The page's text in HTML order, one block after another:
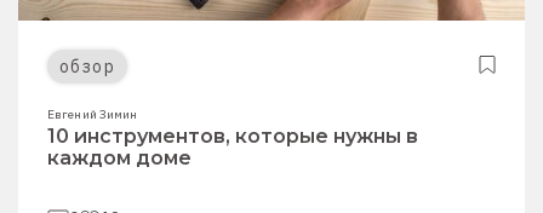
обзор
Евгений Зимин
10 инструментов, которые нужны в
каждом доме